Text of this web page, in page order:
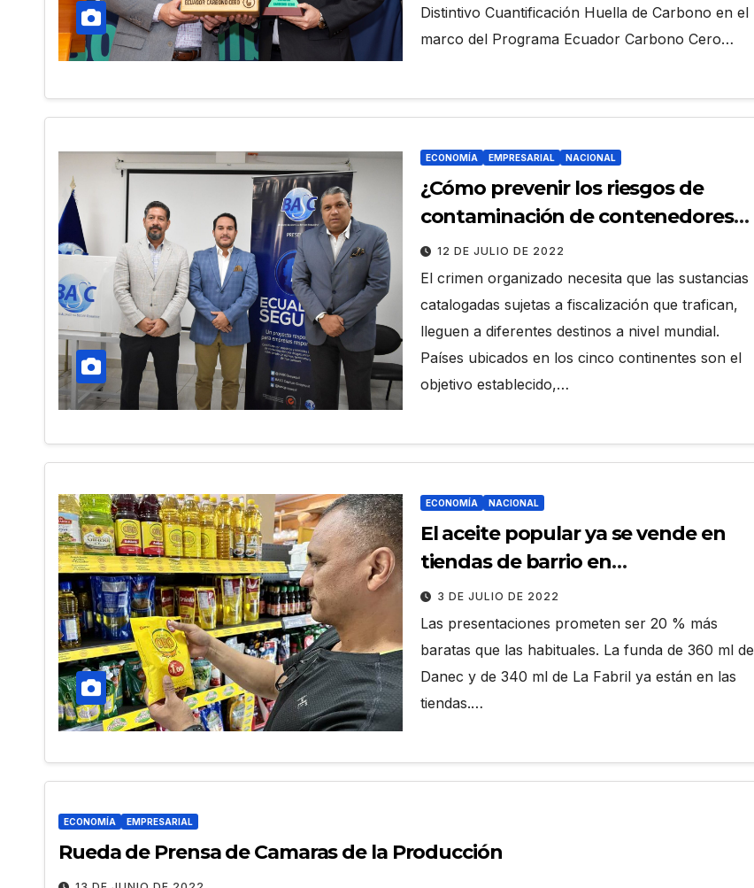
Distintivo Cuantificación Huella de Carbono en el
marco del Programa Ecuador Carbono Cero…
ECONOMÍA EMPRESARIAL NACIONAL
¿Cómo prevenir los riesgos de
contaminación de contenedores
de exportación?
12 DE JULIO DE 2022
El crimen organizado necesita que las sustancias
catalogadas sujetas a fiscalización que trafican,
lleguen a diferentes destinos a nivel mundial.
Países ubicados en los cinco continentes son el
objetivo establecido,…
ECONOMÍA NACIONAL
El aceite popular ya se vende en
tiendas de barrio en
presentaciones de $ 1
3 DE JULIO DE 2022
Las presentaciones prometen ser 20 % más
baratas que las habituales. La funda de 360 ml de
Danec y de 340 ml de La Fabril ya están en las
tiendas.…
ECONOMÍA EMPRESARIAL
Rueda de Prensa de Camaras de la Producción